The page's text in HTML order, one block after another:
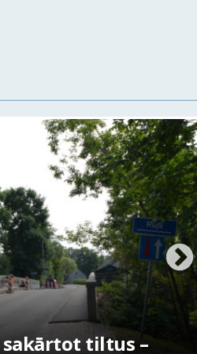
tiltus –